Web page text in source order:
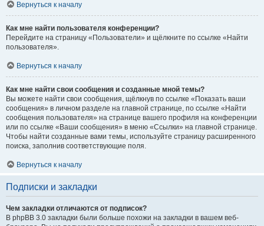
Вернуться к началу
Как мне найти пользователя конференции?
Перейдите на страницу «Пользователи» и щёлкните по ссылке «Найти
пользователя».
Вернуться к началу
Как мне найти свои сообщения и созданные мной темы?
Вы можете найти свои сообщения, щёлкнув по ссылке «Показать ваши
сообщения» в личном разделе на главной странице, по ссылке «Найти
сообщения пользователя» на странице вашего профиля на конференции
или по ссылке «Ваши сообщения» в меню «Ссылки» на главной странице.
Чтобы найти созданные вами темы, используйте страницу расширенного
поиска, заполнив соответствующие поля.
Вернуться к началу
Подписки и закладки
Чем закладки отличаются от подписок?
В phpBB 3.0 закладки были больше похожи на закладки в вашем веб-